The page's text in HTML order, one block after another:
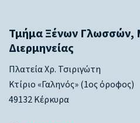
Τμήμα Ξένων Γλωσσών,
Διερμηνείας
Πλατεία Χρ. Τσιριγώτη
Κτίριο «Γαληνός» (1ος όροφος)
49132 Κέρκυρα